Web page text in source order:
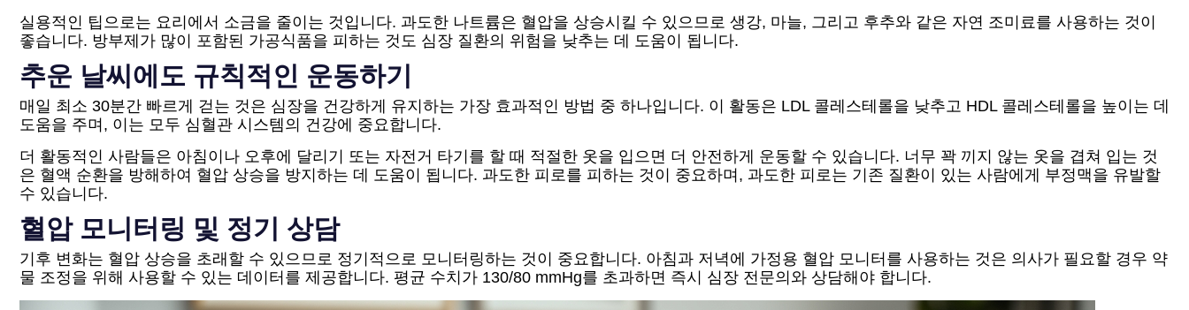
실용적인 팁으로는 요리에서 소금을 줄이는 것입니다. 과도한 나트륨은 혈압을 상승시킬 수 있으므로 생강, 마늘, 그리고 후추와 같은 자연 조미료를 사용하는 것이
좋습니다. 방부제가 많이 포함된 가공식품을 피하는 것도 심장 질환의 위험을 낮추는 데 도움이 됩니다.
추운 날씨에도 규칙적인 운동하기
매일 최소 30분간 빠르게 걷는 것은 심장을 건강하게 유지하는 가장 효과적인 방법 중 하나입니다. 이 활동은 LDL 콜레스테롤을 낮추고 HDL 콜레스테롤을 높이는 데
도움을 주며, 이는 모두 심혈관 시스템의 건강에 중요합니다.
더 활동적인 사람들은 아침이나 오후에 달리기 또는 자전거 타기를 할 때 적절한 옷을 입으면 더 안전하게 운동할 수 있습니다. 너무 꽉 끼지 않는 옷을 겹쳐 입는 것
은 혈액 순환을 방해하여 혈압 상승을 방지하는 데 도움이 됩니다. 과도한 피로를 피하는 것이 중요하며, 과도한 피로는 기존 질환이 있는 사람에게 부정맥을 유발할
수 있습니다.
혈압 모니터링 및 정기 상담
기후 변화는 혈압 상승을 초래할 수 있으므로 정기적으로 모니터링하는 것이 중요합니다. 아침과 저녁에 가정용 혈압 모니터를 사용하는 것은 의사가 필요할 경우 약
물 조정을 위해 사용할 수 있는 데이터를 제공합니다. 평균 수치가 130/80 mmHg를 초과하면 즉시 심장 전문의와 상담해야 합니다.